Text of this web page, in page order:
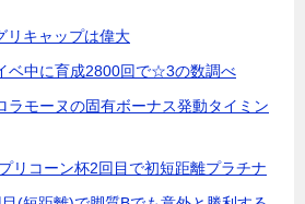
リキャップは偉大
ベ中に育成2800回で☆3の数調べ
ラモーヌの固有ボーナス発動タイミン
リコーン杯2回目で初短距離プラチナ